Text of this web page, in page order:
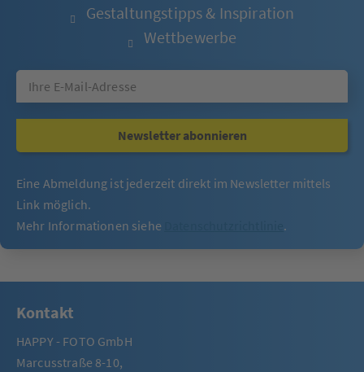
Gestaltungstipps & Inspiration
Wettbewerbe
Newsletter abonnieren
Eine Abmeldung ist jederzeit direkt im Newsletter mittels
Link möglich.
Mehr Informationen siehe
.
Kontakt
HAPPY - FOTO GmbH
Marcusstraße 8-10,